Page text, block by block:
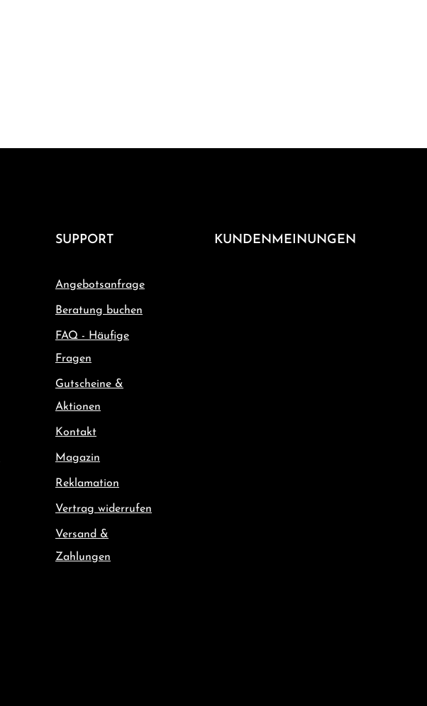
SUPPORT
Angebotsanfrage
Beratung buchen
FAQ - Häufige
Fragen
Gutscheine &
Aktionen
Kontakt
Magazin
Reklamation
Vertrag widerrufen
Versand &
Zahlungen
KUNDENMEINUNGEN